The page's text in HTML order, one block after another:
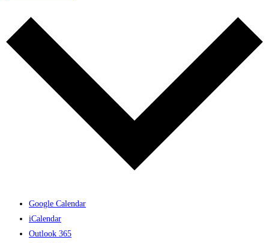
Google Calendar
iCalendar
Outlook 365